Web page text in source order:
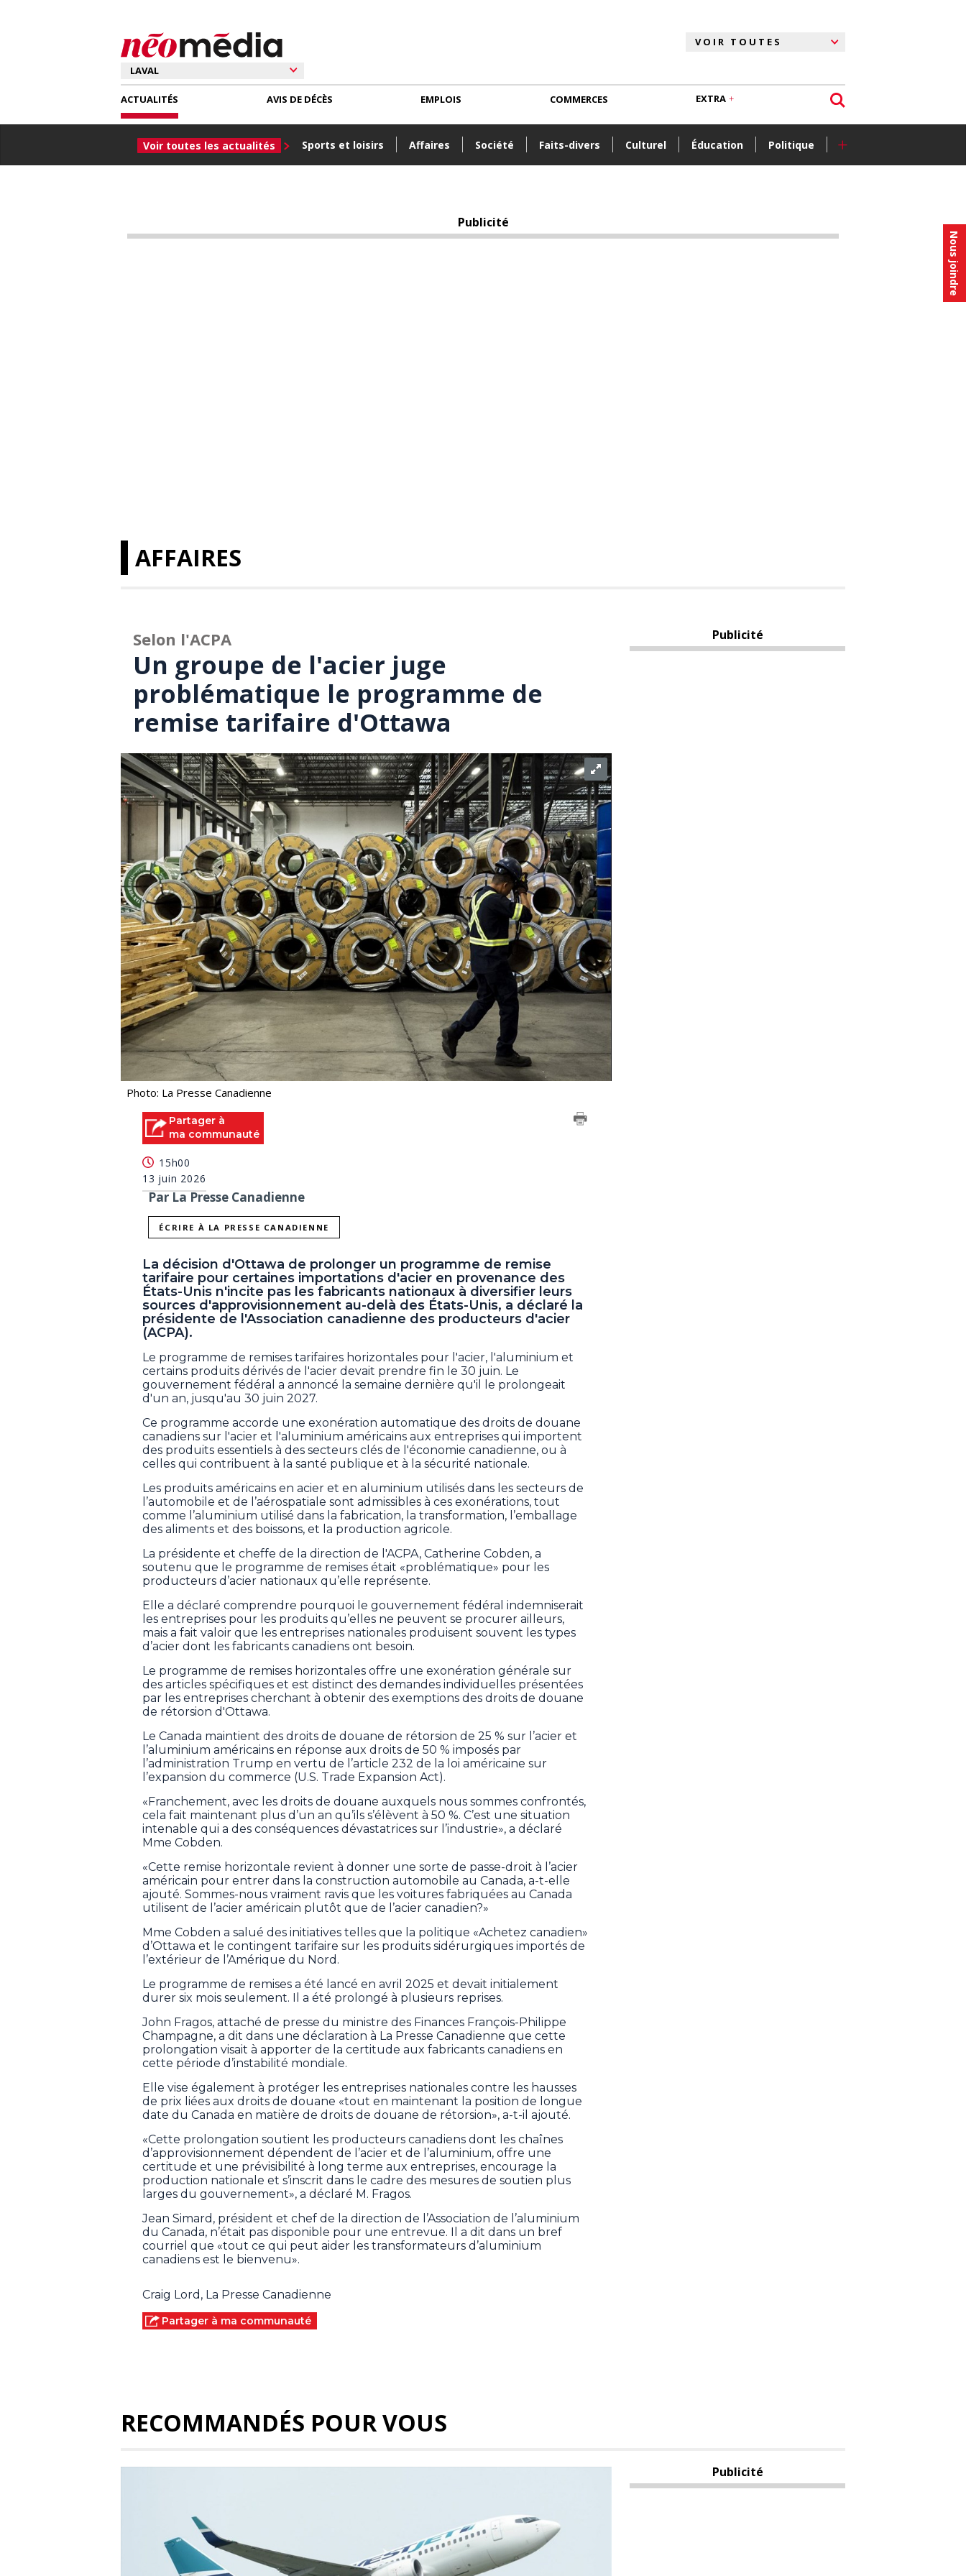
Nous joindre
ACTUALITÉS
Voir toutes les actualités Sports et loisirs Affaires Société Faits-divers Culturel Éducation Politique +
AVIS DE DÉCÈS EMPLOIS COMMERCES EXTRA
Publicité
AFFAIRES
Selon l'ACPA
Un groupe de l'acier juge
problématique le programme de
remise tarifaire d'Ottawa
Photo: La Presse Canadienne
Partager à
ma communauté
15h00
13 juin 2026
Par La Presse Canadienne
ÉCRIRE À LA PRESSE CANADIENNE
La décision d'Ottawa de prolonger un programme de remise
tarifaire pour certaines importations d'acier en provenance des
États-Unis n'incite pas les fabricants nationaux à diversifier leurs
sources d'approvisionnement au-delà des États-Unis, a déclaré la
présidente de l'Association canadienne des producteurs d'acier
(ACPA).
Le programme de remises tarifaires horizontales pour l'acier, l'aluminium et
certains produits dérivés de l'acier devait prendre fin le 30 juin. Le
gouvernement fédéral a annoncé la semaine dernière qu'il le prolongeait
d'un an, jusqu'au 30 juin 2027.
Ce programme accorde une exonération automatique des droits de douane
canadiens sur l'acier et l'aluminium américains aux entreprises qui importent
des produits essentiels à des secteurs clés de l'économie canadienne, ou à
celles qui contribuent à la santé publique et à la sécurité nationale.
Les produits américains en acier et en aluminium utilisés dans les secteurs de
l’automobile et de l’aérospatiale sont admissibles à ces exonérations, tout
comme l’aluminium utilisé dans la fabrication, la transformation, l’emballage
des aliments et des boissons, et la production agricole.
La présidente et cheffe de la direction de l'ACPA, Catherine Cobden, a
soutenu que le programme de remises était «problématique» pour les
producteurs d’acier nationaux qu’elle représente.
Elle a déclaré comprendre pourquoi le gouvernement fédéral indemniserait
les entreprises pour les produits qu’elles ne peuvent se procurer ailleurs,
mais a fait valoir que les entreprises nationales produisent souvent les types
d’acier dont les fabricants canadiens ont besoin.
Le programme de remises horizontales offre une exonération générale sur
des articles spécifiques et est distinct des demandes individuelles présentées
par les entreprises cherchant à obtenir des exemptions des droits de douane
de rétorsion d'Ottawa.
Le Canada maintient des droits de douane de rétorsion de 25 % sur l’acier et
l’aluminium américains en réponse aux droits de 50 % imposés par
l’administration Trump en vertu de l’article 232 de la loi américaine sur
l’expansion du commerce (U.S. Trade Expansion Act).
«Franchement, avec les droits de douane auxquels nous sommes confrontés,
cela fait maintenant plus d’un an qu’ils s’élèvent à 50 %. C’est une situation
intenable qui a des conséquences dévastatrices sur l’industrie», a déclaré
Mme Cobden.
«Cette remise horizontale revient à donner une sorte de passe-droit à l’acier
américain pour entrer dans la construction automobile au Canada, a-t-elle
ajouté. Sommes-nous vraiment ravis que les voitures fabriquées au Canada
utilisent de l’acier américain plutôt que de l’acier canadien?»
Mme Cobden a salué des initiatives telles que la politique «Achetez canadien»
d’Ottawa et le contingent tarifaire sur les produits sidérurgiques importés de
l’extérieur de l’Amérique du Nord.
Le programme de remises a été lancé en avril 2025 et devait initialement
durer six mois seulement. Il a été prolongé à plusieurs reprises.
John Fragos, attaché de presse du ministre des Finances François-Philippe
Champagne, a dit dans une déclaration à La Presse Canadienne que cette
prolongation visait à apporter de la certitude aux fabricants canadiens en
cette période d’instabilité mondiale.
Elle vise également à protéger les entreprises nationales contre les hausses
de prix liées aux droits de douane «tout en maintenant la position de longue
date du Canada en matière de droits de douane de rétorsion», a-t-il ajouté.
«Cette prolongation soutient les producteurs canadiens dont les chaînes
d’approvisionnement dépendent de l’acier et de l’aluminium, offre une
certitude et une prévisibilité à long terme aux entreprises, encourage la
production nationale et s’inscrit dans le cadre des mesures de soutien plus
larges du gouvernement», a déclaré M. Fragos.
Jean Simard, président et chef de la direction de l’Association de l’aluminium
du Canada, n’était pas disponible pour une entrevue. Il a dit dans un bref
courriel que «tout ce qui peut aider les transformateurs d’aluminium
canadiens est le bienvenu».
Craig Lord, La Presse Canadienne
Partager à ma communauté
Publicité
RECOMMANDÉS POUR VOUS
Publicité